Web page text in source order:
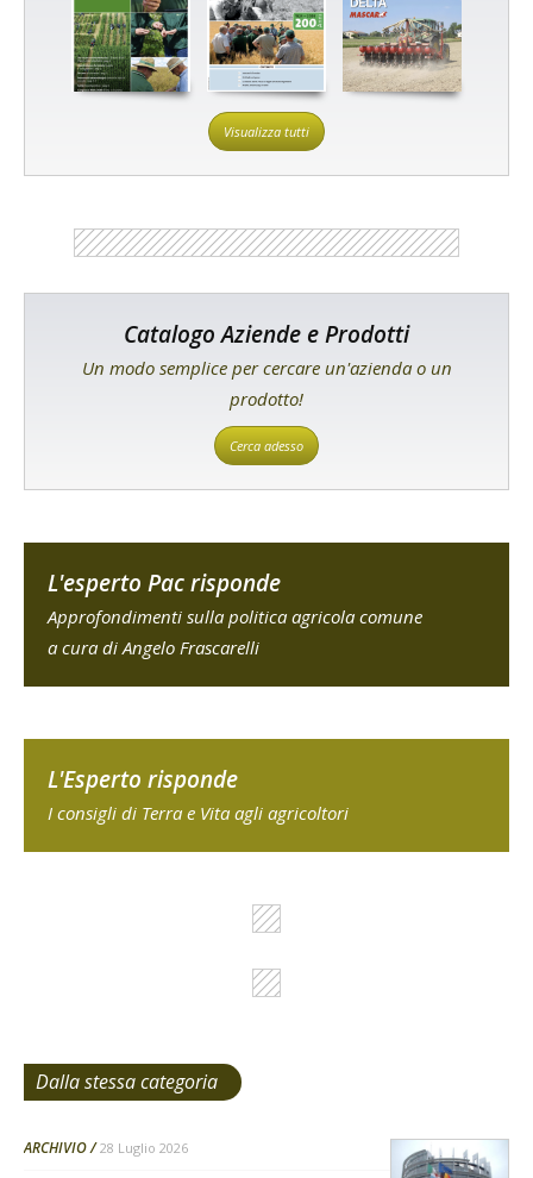
Visualizza tutti
Catalogo Aziende e Prodotti
Un modo semplice per cercare un'azienda o un
prodotto!
Cerca adesso
L'esperto Pac risponde
Approfondimenti sulla politica agricola comune
a cura di Angelo Frascarelli
L'Esperto risponde
I consigli di Terra e Vita agli agricoltori
Dalla stessa categoria
ARCHIVIO 28 Luglio 2026